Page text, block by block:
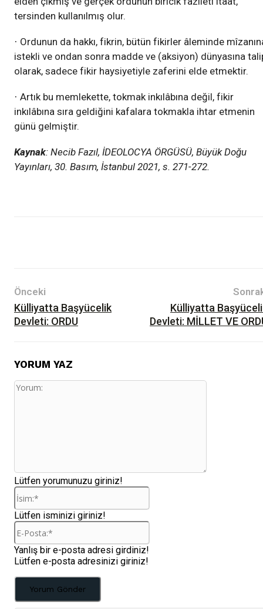
tersinden kullanılmış olur.
· Ordunun da hakkı, fikrin, bütün fikirler âleminde
istekli ve ondan sonra madde ve (aksiyon) dünyasına
olarak, sadece fikir haysiyetiyle zaferini elde etmektir.
· Artık bu memlekette, tokmak inkılâbına değil, fikir
inkılâbına sıra geldiğini kafalara tokmakla ihtar etmenin
günü gelmiştir.
Kaynak: Necib Fazıl, İDEOLOCYA ÖRGÜSÜ, Büyük Doğu
Yayınları, 30. Basım, İstanbul 2021, s. 271-272.
Önceki
Külliyatta Başyücelik
Devleti: ORDU
Külliyatta
Devleti: MİLLET VE
YORUM YAZ
Yorum:
Lütfen yorumunuzu giriniz!
İsim:*
Lütfen isminizi giriniz!
E-
Yanlış bir e-posta adresi girdiniz!
Lütfen e-posta adresinizi giriniz!